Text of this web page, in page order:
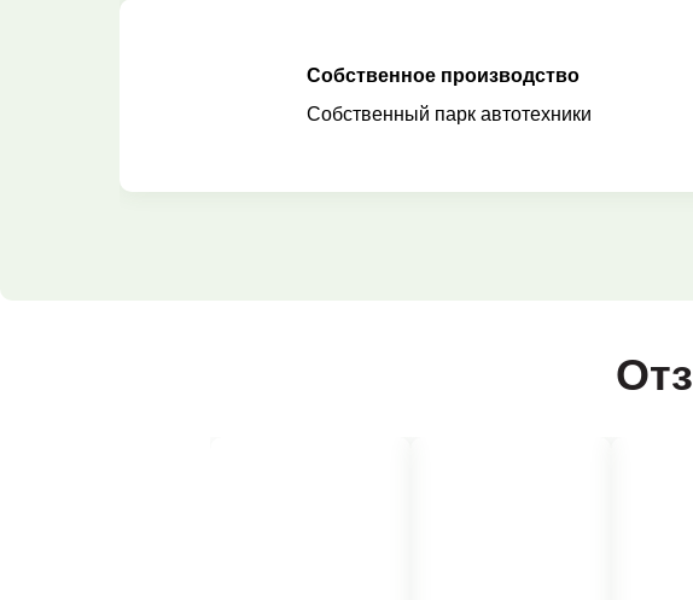
Собственное производство
Собственный парк автотехники